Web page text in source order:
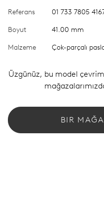
Referans 01 733 7805
Boyut 41.00 mm
Malzeme Çok-parçalı
Üzgünüz, bu model
BIR